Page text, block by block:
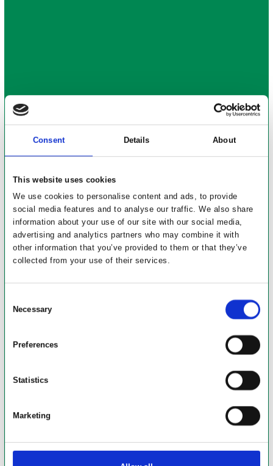
Consent Details About
This website uses cookies
We use cookies to personalise content and ads, to provide
social media features and to analyse our traffic. We also share
information about your use of our site with our social media,
advertising and analytics partners who may combine it with
other information that you’ve provided to them or that they’ve
collected from your use of their services.
Selection
Necessary
Preferences
Statistics
Marketing